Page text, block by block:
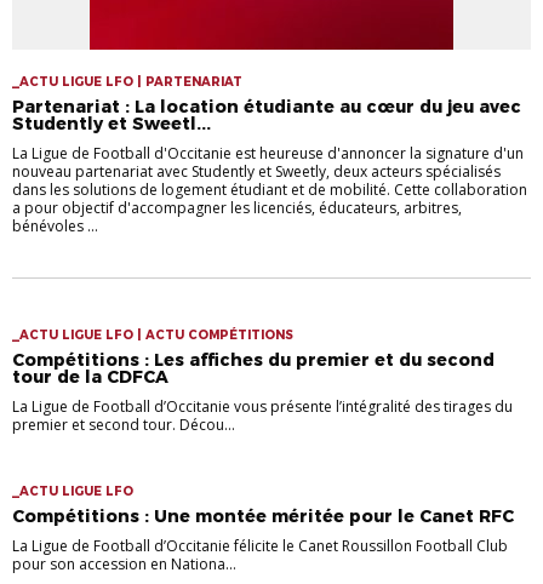
_ACTU LIGUE LFO | PARTENARIAT
Partenariat : La location étudiante au cœur du jeu avec
Studently et Sweetl...
La Ligue de Football d'Occitanie est heureuse d'annoncer la signature d'un
nouveau partenariat avec Studently et Sweetly, deux acteurs spécialisés
dans les solutions de logement étudiant et de mobilité. Cette collaboration
a pour objectif d'accompagner les licenciés, éducateurs, arbitres,
bénévoles ...
_ACTU LIGUE LFO | ACTU COMPÉTITIONS
Compétitions : Les affiches du premier et du second
tour de la CDFCA
La Ligue de Football d’Occitanie vous présente l’intégralité des tirages du
premier et second tour. Décou...
_ACTU LIGUE LFO
Compétitions : Une montée méritée pour le Canet RFC
La Ligue de Football d’Occitanie félicite le Canet Roussillon Football Club
pour son accession en Nationa...